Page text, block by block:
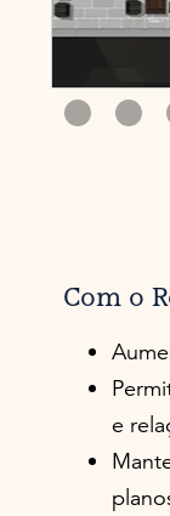
Slide 5
Com o
e